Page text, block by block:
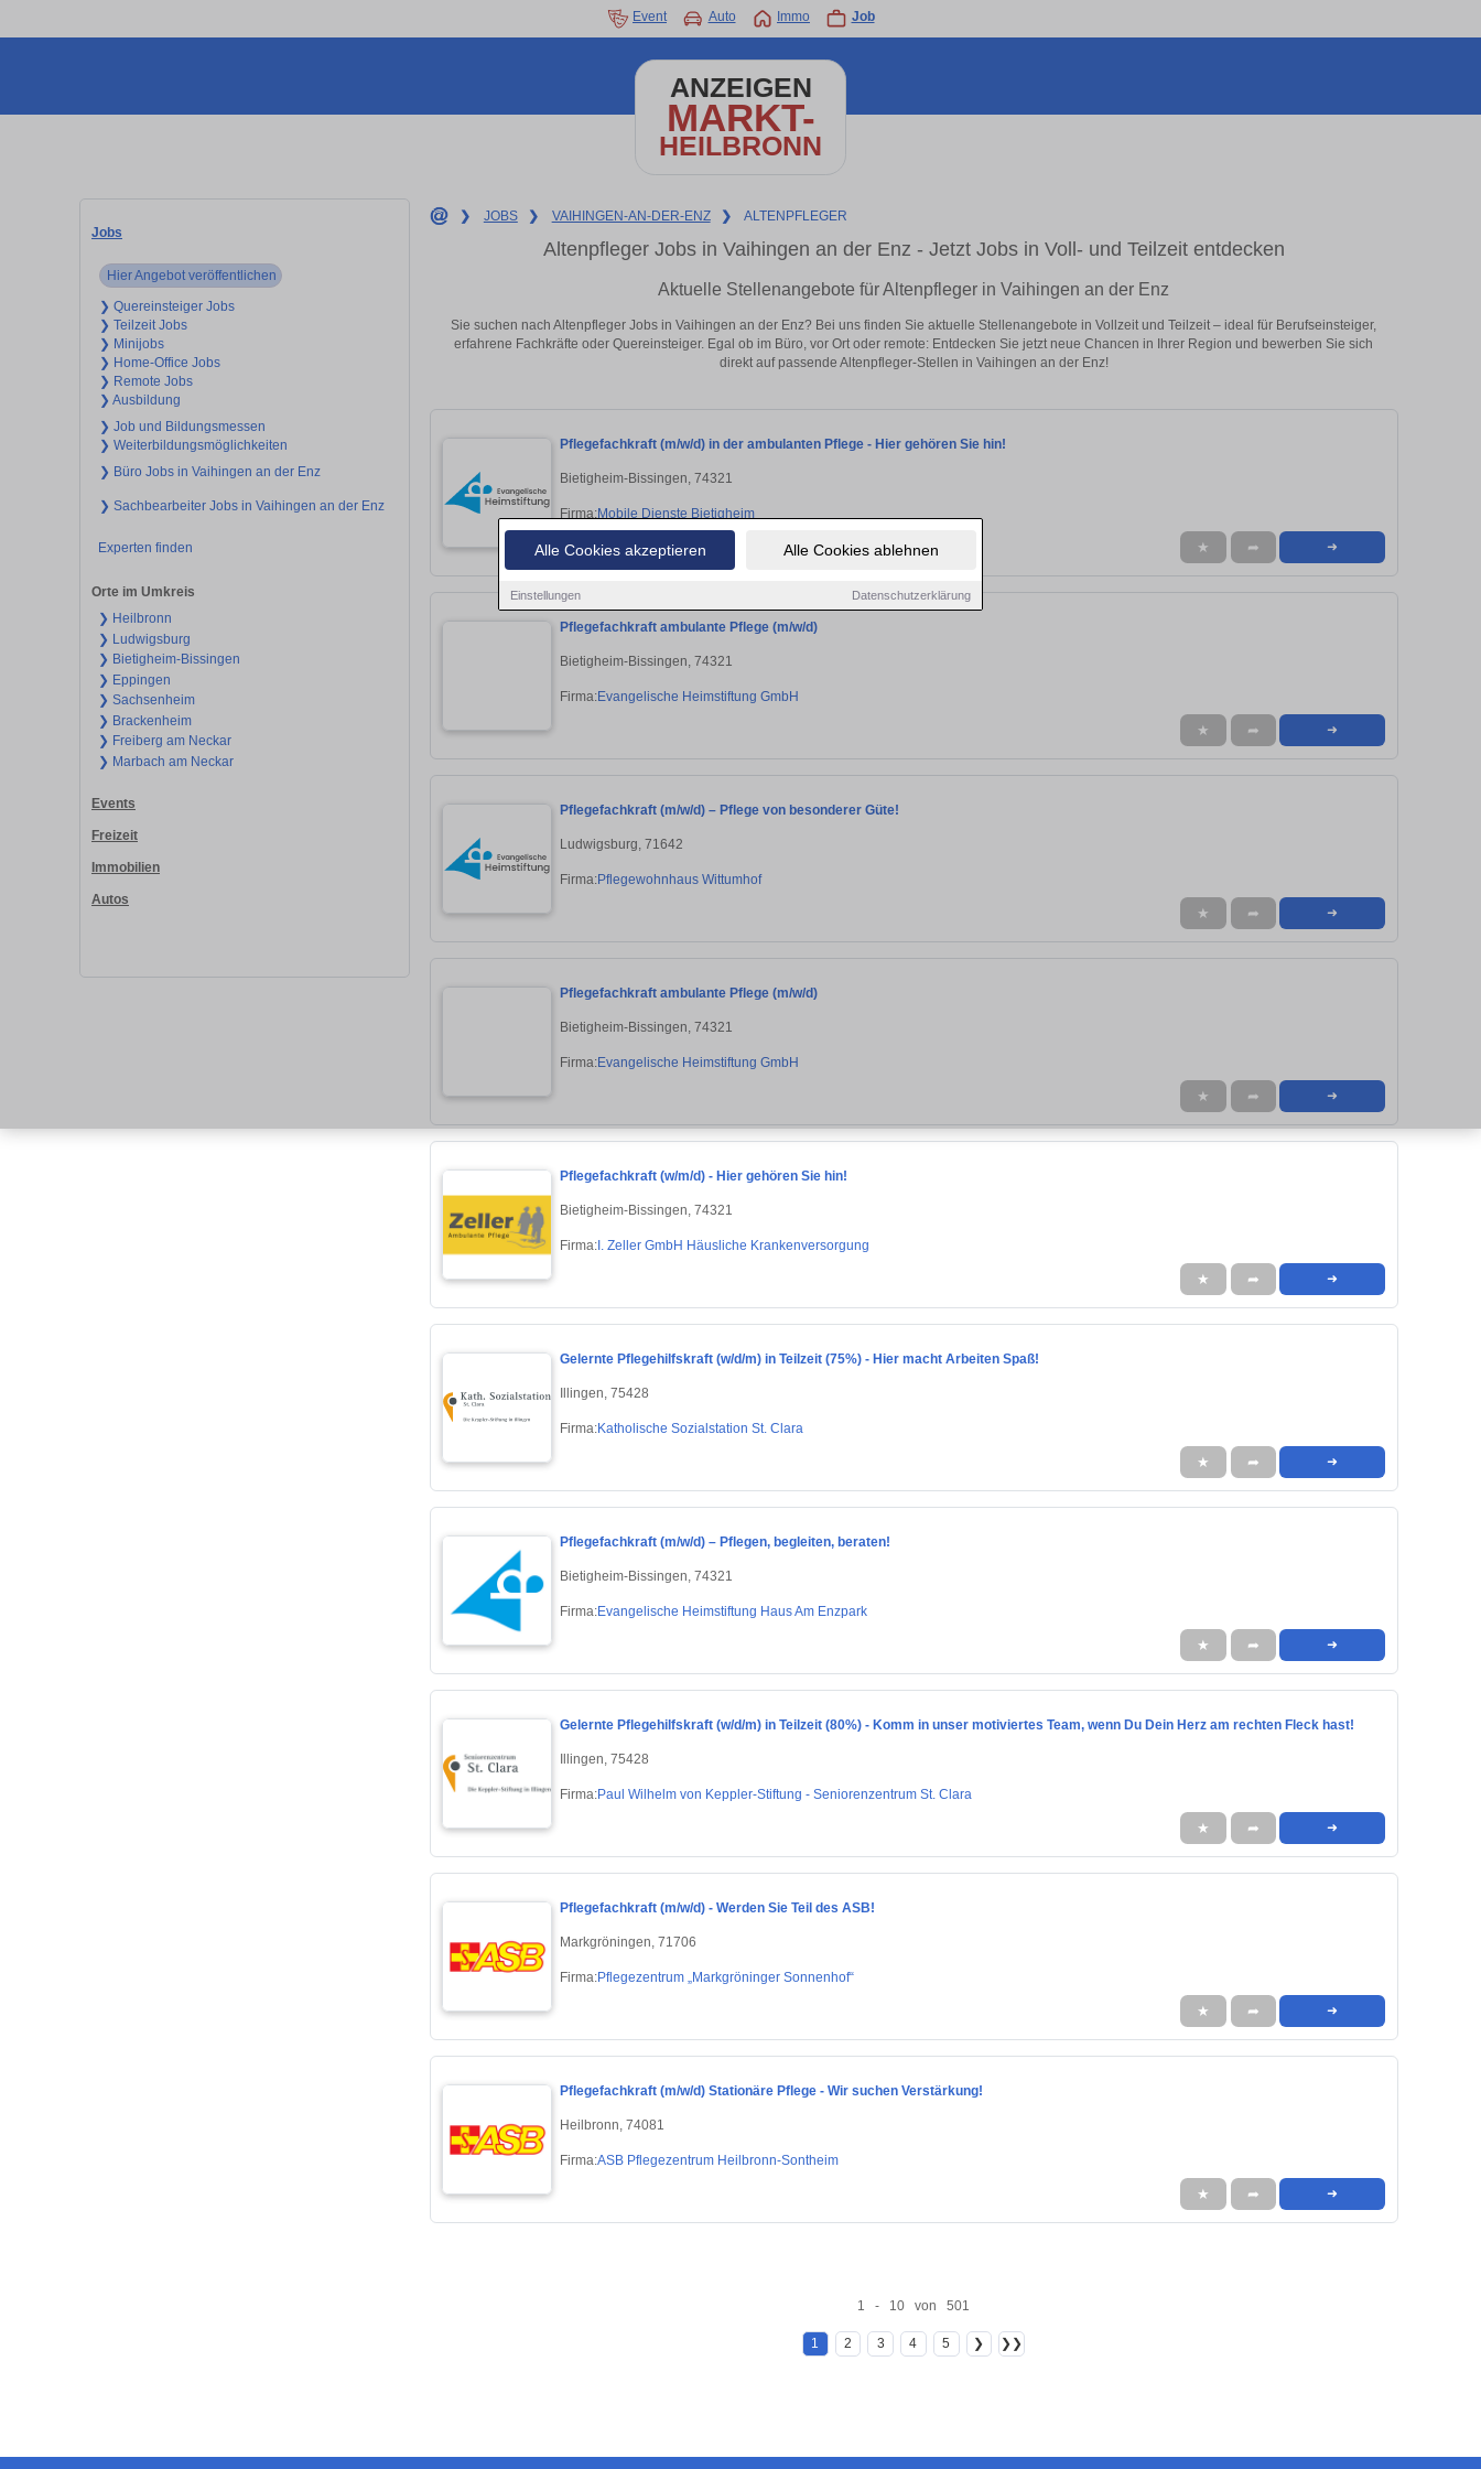
Alle Cookies akzeptieren Alle Cookies ablehnen
Einstellungen Datenschutzerklärung
Event Auto Immo Job
ANZEIGEN
MARKT-
HEILBRONN
Jobs
Hier Angebot veröffentlichen
❯ Quereinsteiger Jobs
❯ Teilzeit Jobs
❯ Minijobs
❯ Home-Office Jobs
❯ Remote Jobs
❯ Ausbildung
❯ Job und Bildungsmessen
❯ Weiterbildungsmöglichkeiten
❯ Büro Jobs in Vaihingen an der Enz
❯ Sachbearbeiter Jobs in Vaihingen an der Enz
Experten finden
Orte im Umkreis
❯ Heilbronn
❯ Ludwigsburg
❯ Bietigheim-Bissingen
❯ Eppingen
❯ Sachsenheim
❯ Brackenheim
❯ Freiberg am Neckar
❯ Marbach am Neckar
Events
Freizeit
Immobilien
Autos
❯ JOBS ❯ VAIHINGEN-AN-DER-ENZ ❯ ALTENPFLEGER
Altenpfleger Jobs in Vaihingen an der Enz - Jetzt Jobs in Voll- und Teilzeit entdecken
Aktuelle Stellenangebote für Altenpfleger in Vaihingen an der Enz
Sie suchen nach Altenpfleger Jobs in Vaihingen an der Enz? Bei uns finden Sie aktuelle Stellenangebote in Vollzeit und Teilzeit – ideal für Berufseinsteiger,
erfahrene Fachkräfte oder Quereinsteiger. Egal ob im Büro, vor Ort oder remote: Entdecken Sie jetzt neue Chancen in Ihrer Region und bewerben Sie sich
direkt auf passende Altenpfleger-Stellen in Vaihingen an der Enz!
Pflegefachkraft (m/w/d) in der ambulanten Pflege - Hier gehören Sie hin!
Bietigheim-Bissingen, 74321
Firma:Mobile Dienste Bietigheim
★ ➦ ➜
Pflegefachkraft ambulante Pflege (m/w/d)
Bietigheim-Bissingen, 74321
Firma:Evangelische Heimstiftung GmbH
★ ➦ ➜
Pflegefachkraft (m/w/d) – Pflege von besonderer Güte!
Ludwigsburg, 71642
Firma:Pflegewohnhaus Wittumhof
★ ➦ ➜
Pflegefachkraft ambulante Pflege (m/w/d)
Bietigheim-Bissingen, 74321
Firma:Evangelische Heimstiftung GmbH
★ ➦ ➜
Pflegefachkraft (w/m/d) - Hier gehören Sie hin!
Bietigheim-Bissingen, 74321
Firma:I. Zeller GmbH Häusliche Krankenversorgung
★ ➦ ➜
Gelernte Pflegehilfskraft (w/d/m) in Teilzeit (75%) - Hier macht Arbeiten Spaß!
Illingen, 75428
Firma:Katholische Sozialstation St. Clara
★ ➦ ➜
Pflegefachkraft (m/w/d) – Pflegen, begleiten, beraten!
Bietigheim-Bissingen, 74321
Firma:Evangelische Heimstiftung Haus Am Enzpark
★ ➦ ➜
Gelernte Pflegehilfskraft (w/d/m) in Teilzeit (80%) - Komm in unser motiviertes Team, wenn Du Dein Herz am rechten Fleck hast!
Illingen, 75428
Firma:Paul Wilhelm von Keppler-Stiftung - Seniorenzentrum St. Clara
★ ➦ ➜
Pflegefachkraft (m/w/d) - Werden Sie Teil des ASB!
Markgröningen, 71706
Firma:Pflegezentrum „Markgröninger Sonnenhof“
★ ➦ ➜
Pflegefachkraft (m/w/d) Stationäre Pflege - Wir suchen Verstärkung!
Heilbronn, 74081
Firma:ASB Pflegezentrum Heilbronn-Sontheim
★ ➦ ➜
1 - 10 von 501
1 2 3 4 5 ❯ ❯❯